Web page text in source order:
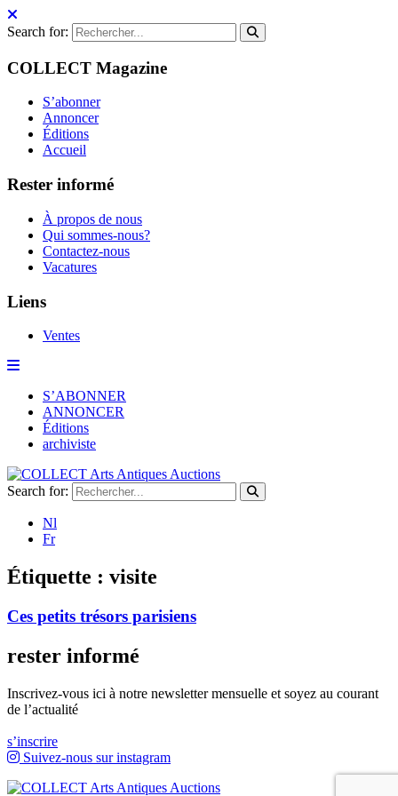
Search for:
COLLECT Magazine
S’abonner
Annoncer
Éditions
Accueil
Rester informé
À propos de nous
Qui sommes-nous?
Contactez-nous
Vacatures
Liens
Ventes
S’ABONNER
ANNONCER
Éditions
archiviste
Search for:
Nl
Fr
Étiquette : visite
Ces petits trésors parisiens
rester informé
Inscrivez-vous ici à notre newsletter mensuelle et soyez au courant
de l’actualité
s’inscrire
Suivez-nous sur instagram